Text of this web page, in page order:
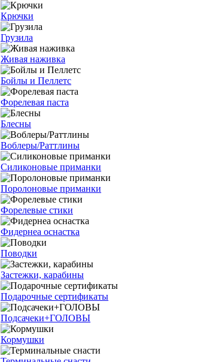
Крючки
Грузила
Живая наживка
Бойлы и Пеллетс
Форелевая паста
Блесны
Воблеры/Раттлины
Силиконовые приманки
Поролоновые приманки
Форелевые стики
Фидернеа оснастка
Поводки
Застежки, карабины
Подарочные сертификаты
Подсачеки+ГОЛОВЫ
Кормушки